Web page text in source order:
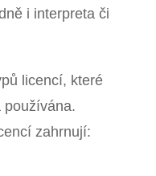
i interpreta či
licencí, které
používána.
zahrnují: